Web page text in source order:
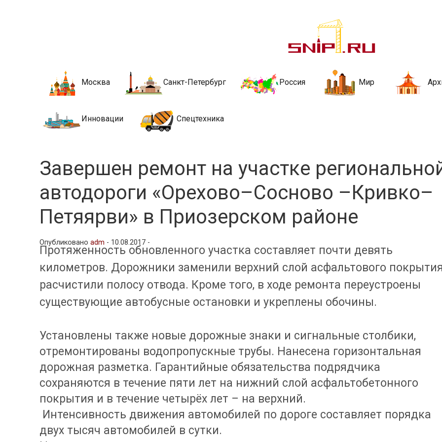
Новости строительства и
стройкой рубрики
Москва Санкт-Петербург Россия Мир
Инновации Спецтехника
Завершен ремонт на участке
автодороги «Орехово–Сосново –Кривко–
Петяярви» в Приозерском районе
Опубликованоadm - 10.08.2017 -
Протяженность обновленного участка составляет почти девять
километров. Дорожники заменили верхний слой асфальтового
расчистили полосу отвода. Кроме того, в ходе ремонта переустроены
существующие автобусные остановки и укреплены обочины.
Установлены также новые дорожные знаки и сигнальные столбики,
отремонтированы водопропускные трубы. Нанесена горизонтальная
дорожная разметка. Гарантийные обязательства подрядчика
сохраняются в течение пяти лет на нижний слой асфальтобетонного
покрытия и в течение четырёх лет – на верхний.
Интенсивность движения автомобилей по дороге составляет порядка
двух тысяч автомобилей в сутки.